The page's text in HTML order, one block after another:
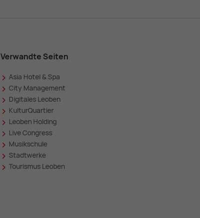
Verwandte Seiten
Asia Hotel & Spa
City Management
Digitales Leoben
KulturQuartier
Leoben Holding
Live Congress
Musikschule
Stadtwerke
Tourismus Leoben